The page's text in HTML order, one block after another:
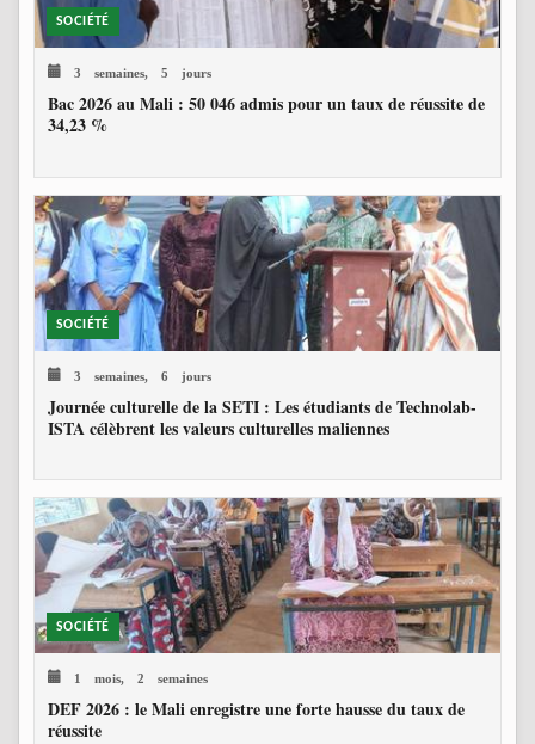
SOCIÉTÉ
3 semaines, 5 jours
Bac 2026 au Mali : 50 046 admis pour un taux de réussite de
34,23 %
SOCIÉTÉ
3 semaines, 6 jours
Journée culturelle de la SETI : Les étudiants de Technolab-
ISTA célèbrent les valeurs culturelles maliennes
SOCIÉTÉ
1 mois, 2 semaines
DEF 2026 : le Mali enregistre une forte hausse du taux de
réussite